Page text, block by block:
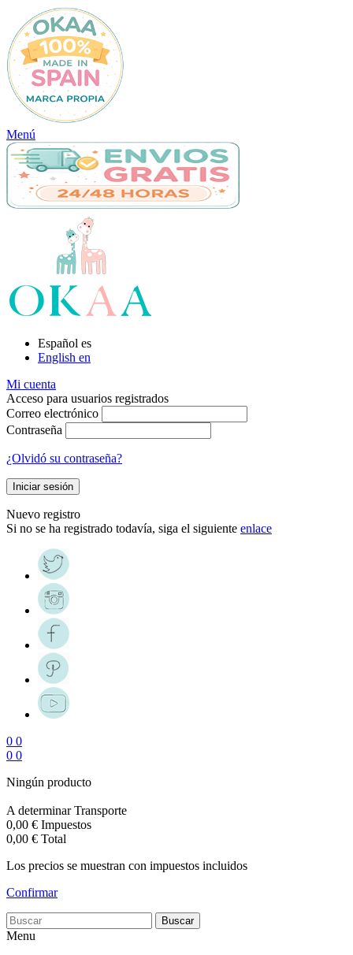
Menú
Español es
English en
Mi cuenta
Acceso para usuarios registrados
Correo electrónico
Contraseña
¿Olvidó su contraseña?
Iniciar sesión
Nuevo registro
Si no se ha registrado todavía, siga el siguiente enlace
0 0
0 0
Ningún producto
A determinarTransporte
0,00 € Impuestos
0,00 € Total
Los precios se muestran con impuestos incluidos
Confirmar
Buscar
Menu